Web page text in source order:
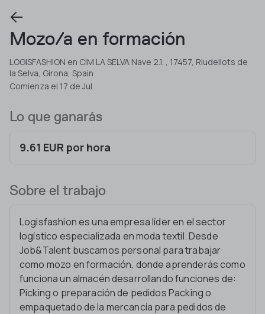
Mozo/a en formación
LOGISFASHION en CIM LA SELVA Nave 2.1. , 17457, Riudellots de
la Selva, Girona, Spain
Comienza el 17 de Jul.
Lo que ganarás
9.61 EUR por hora
Sobre el trabajo
Logisfashion es una empresa líder en el sector
logístico especializada en moda textil. Desde
Job&Talent buscamos personal para trabajar
como mozo en formación, donde aprenderás como
funciona un almacén desarrollando funciones de:
Picking o preparación de pedidos Packing o
empaquetado de la mercancía para pedidos de